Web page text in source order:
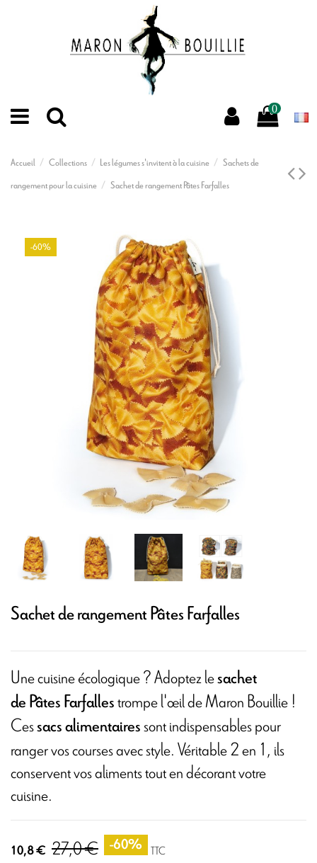
0
Accueil Collections Les légumes s'invitent à la cuisine
Sachets de
rangement pour la cuisine
Sachet de rangement Pâtes Farfalles
-60%
Sachet de rangement Pâtes Farfalles
Une cuisine écologique ? Adoptez lesachet
de Pâtes Farfallestrompe l'œil de Maron Bouillie !
Cessacs alimentairessont indispensables pour
ranger vos courses avec style. Véritable 2 en 1, ils
conservent vos aliments tout en décorant votre
cuisine.
10,8 € 27,0 € -60% TTC